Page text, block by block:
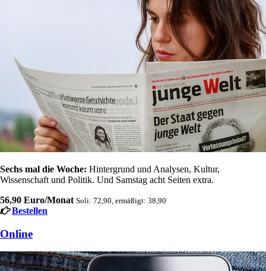
Sechs mal die Woche: Hintergrund und Analysen, Kultur,
Wissenschaft und Politik. Und Samstag acht Seiten extra.
56,90 Euro/Monat Soli: 72,90, ermäßigt: 38,90
Bestellen
Online